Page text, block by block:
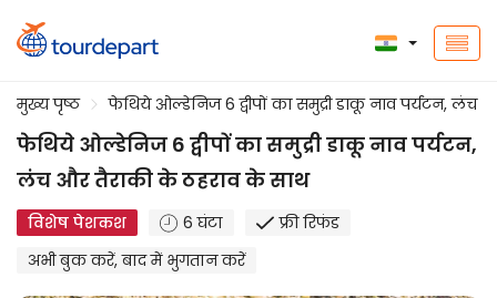
मुख्य पृष्ठ फेथिये ओल्डेनिज 6 द्वीपों का समुद्री डाकू नाव पर्यटन, लंच
फेथिये ओल्डेनिज 6 द्वीपों का समुद्री डाकू नाव पर्यटन,
लंच और तैराकी के ठहराव के साथ
विशेष पेशकश 6 घंटा
फ्री रिफंड
अभी बुक करें, बाद में भुगतान करें